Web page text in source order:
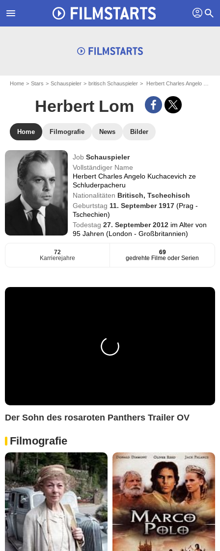
menu profil search
Home Stars Schauspieler britisch Schauspieler Herbert Charles Angelo Kuchacevich ze Schluderpacheru - aka : Herbert Lom
Herbert Lom
Home Filmografie News Bilder
JobSchauspieler
Vollständiger Name
Herbert Charles Angelo Kuchacevich ze
Schluderpacheru
Nationalitäten Britisch, Tschechisch
Geburtstag 11. September 1917(Prag -
Tschechien)
Todestag27. September 2012 im Alter von
95 Jahren (London - Großbritannien)
72
Karrierejahre
69
gedrehte Filme oder Serien
Der Sohn des rosaroten Panthers Trailer OV
Filmografie